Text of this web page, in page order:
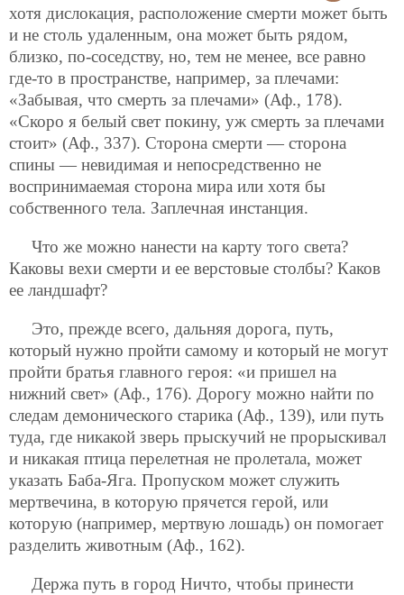
хотя дислокация, расположение смерти может быть
и не столь удаленным, она может быть рядом,
близко, по-соседству, но, тем не менее, все равно
где-то в пространстве, например, за плечами:
«Забывая, что смерть за плечами» (Аф., 178).
«Скоро я белый свет покину, уж смерть за плечами
стоит» (Аф., 337). Сторона смерти — сторона
спины — невидимая и непосредственно не
воспринимаемая сторона мира или хотя бы
собственного тела. Заплечная инстанция.
Что же можно нанести на карту того света?
Каковы вехи смерти и ее верстовые столбы? Каков
ее ландшафт?
Это, прежде всего, дальняя дорога, путь,
который нужно пройти самому и который не могут
пройти братья главного героя: «и пришел на
нижний свет» (Аф., 176). Дорогу можно найти по
следам демонического старика (Аф., 139), или путь
туда, где никакой зверь прыскучий не прорыскивал
и никакая птица перелетная не пролетала, может
указать Баба-Яга. Пропуском может служить
мертвечина, в которую прячется герой, или
которую (например, мертвую лошадь) он помогает
разделить животным (Аф., 162).
Держа путь в город Ничто, чтобы принести